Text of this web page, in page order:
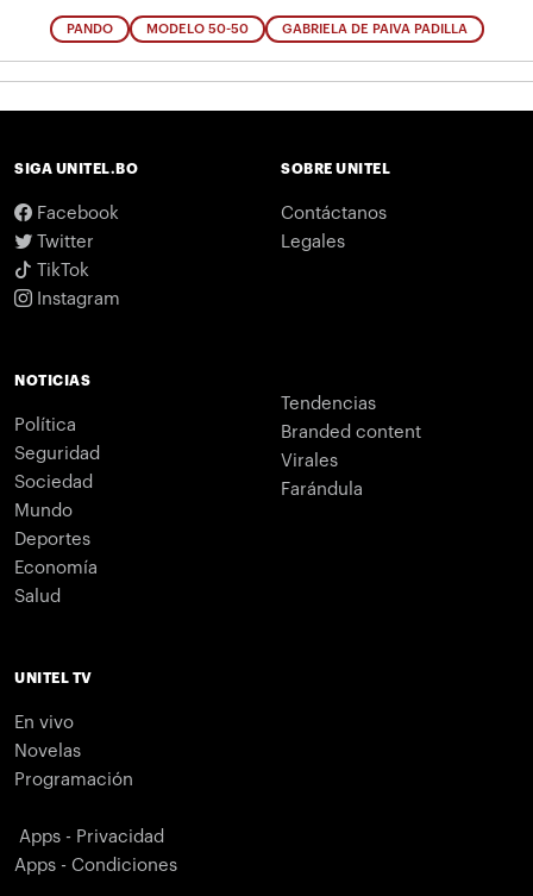
PANDO MODELO 50-50 GABRIELA DE PAIVA PADILLA
SIGA UNITEL.BO
Facebook
Twitter
TikTok
Instagram
SOBRE UNITEL
Contáctanos
Legales
NOTICIAS
Política
Seguridad
Sociedad
Mundo
Deportes
Economía
Salud
Tendencias
Branded content
Virales
Farándula
UNITEL TV
En vivo
Novelas
Programación
Apps - Privacidad
Apps - Condiciones